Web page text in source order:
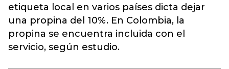
etiqueta local en varios países dicta dejar
una propina del 10%. En Colombia, la
propina se encuentra incluida con el
servicio, según estudio.